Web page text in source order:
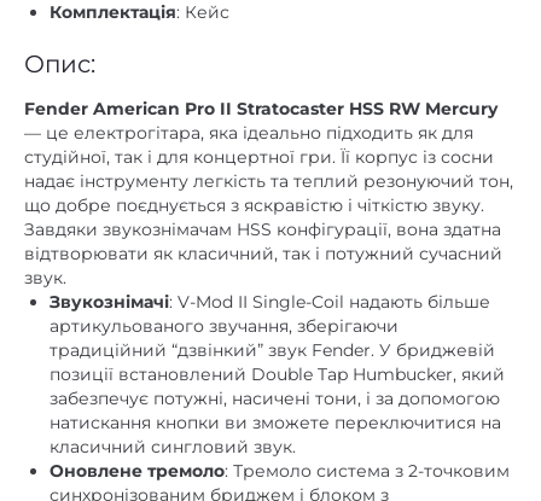
Розмір гітари повнорозмірна
Форма корпусу
Гриф клен
Кілки/механіка
Fender Standard Cast / Sealed
Staggered, Nickel / Chrome
Мензура
розмір, мм
648
Накладка грифа
Регулятори
Master Volume,Tone 1. (Neck /
Middle Pickups), Tone 2. (Bridge
Pickup)
Ширина
(у верхнього
42,8
Комплектація: Кейс
Опис:
Fender American Pro II Stratocaster HSS RW Mercury
— це електрогітара, яка ідеально підходить як для
студійної, так і для концертної гри. Її корпус із сосни
надає інструменту легкість та теплий резонуючий тон,
що добре поєднується з яскравістю і чіткістю звуку.
Завдяки звукознімачам HSS конфігурації, вона здатна
відтворювати як класичний, так і потужний сучасний
звук.
Звукознімачі: V-Mod II Single-Coil надають більше
артикульованого звучання, зберігаючи
традиційний “дзвінкий” звук Fender. У бриджевій
позиції встановлений Double Tap Humbucker, який
забезпечує потужні, насичені тони, і за допомогою
натискання кнопки ви зможете переключитися на
класичний сингловий звук.
Оновлене тремоло: Тремоло система з 2-точковим
синхронізованим бриджем і блоком з